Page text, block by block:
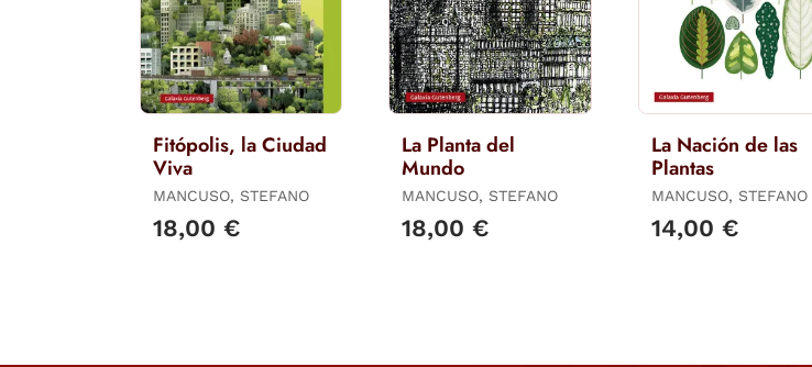
Fitópolis, la Ciudad
Viva
MANCUSO, STEFANO
18,00 €
La Planta del
Mundo
MANCUSO, STEFANO
18,00 €
La Nación de las
Plantas
MANCUSO, STEFANO
14,00 €